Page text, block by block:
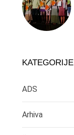
KATEGORIJE
ADS
Arhiva